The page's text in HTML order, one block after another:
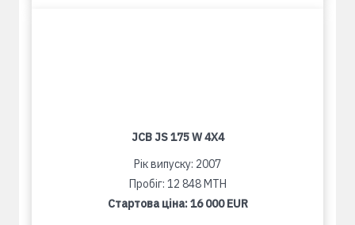
JCB JS 175 W 4X4
Рік випуску: 2007
Пробіг: 12 848 MTH
Стартова ціна:16 000 EUR